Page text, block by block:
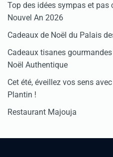
Top des idées sympas et pas
Nouvel An 2026
Cadeaux de Noël du Palais
Cadeaux tisanes
Noël Authentique
Cet été, éveillez vos sens
Plantin !
Restaurant Majouja